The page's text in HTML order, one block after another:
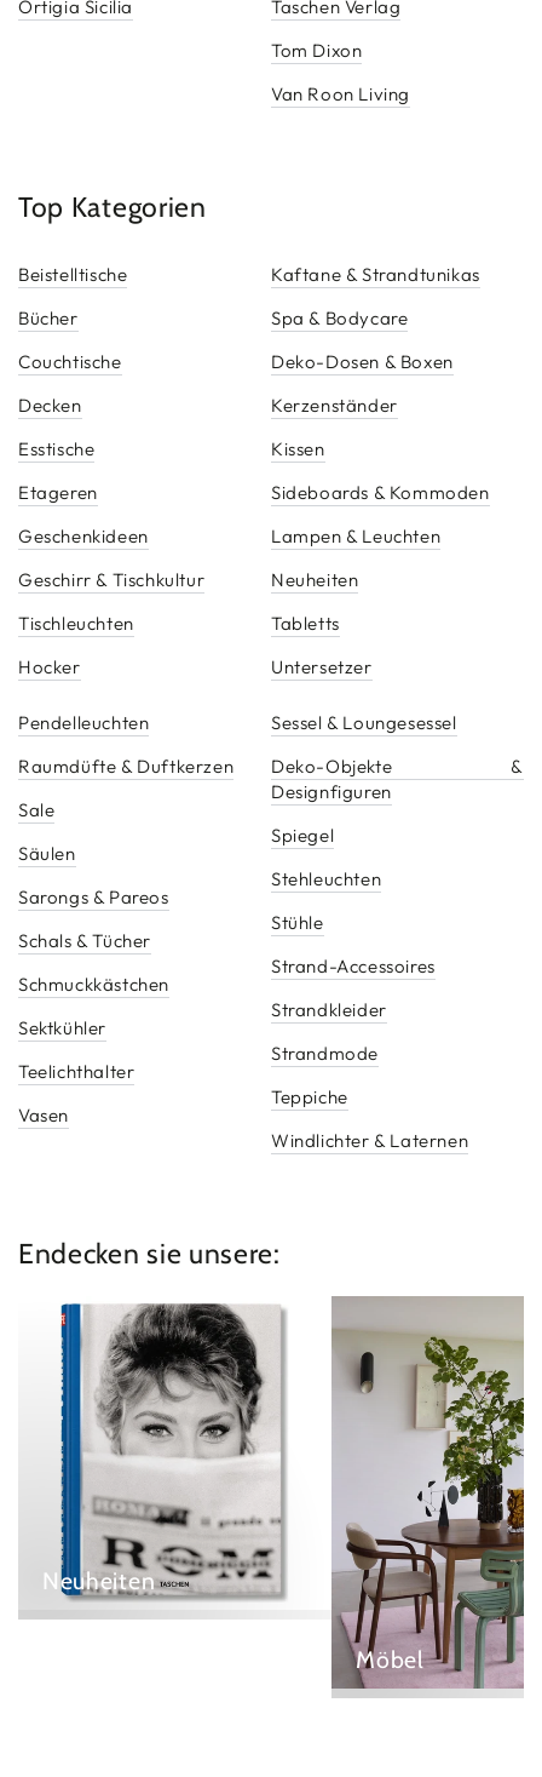
Ortigia Sicilia
Taschen Verlag
Tom Dixon
Van Roon Living
Top Kategorien
Beistelltische
Bücher
Couchtische
Decken
Esstische
Etageren
Geschenkideen
Geschirr & Tischkultur
Tischleuchten
Hocker
Kaftane & Strandtunikas
Spa & Bodycare
Deko-Dosen & Boxen
Kerzenständer
Kissen
Sideboards & Kommoden
Lampen & Leuchten
Neuheiten
Tabletts
Untersetzer
Pendelleuchten
Raumdüfte & Duftkerzen
Sale
Säulen
Sarongs & Pareos
Schals & Tücher
Schmuckkästchen
Sektkühler
Teelichthalter
Vasen
Sessel & Loungesessel
Deko-Objekte &
Designfiguren
Spiegel
Stehleuchten
Stühle
Strand-Accessoires
Strandkleider
Strandmode
Teppiche
Windlichter & Laternen
Endecken sie unsere:
Neuheiten
Neuheiten
Möbel